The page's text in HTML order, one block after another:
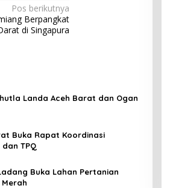
Pos berikutnya
Berpangkat
di Singapura
Landa Aceh Barat dan Ogan
Buka Rapat Koordinasi
TPQ
Buka Lahan Pertanian